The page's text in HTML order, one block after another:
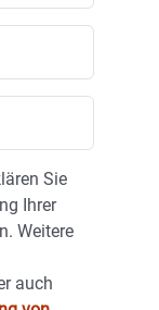
Sie
Ihrer
Weitere
auch